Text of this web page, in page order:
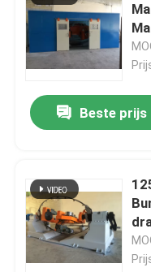
Beste prijs